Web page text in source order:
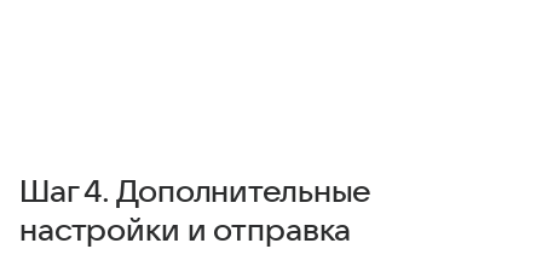
Шаг 4. Дополнительные
настройки и отправка